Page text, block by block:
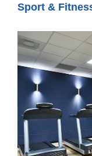
Sport &